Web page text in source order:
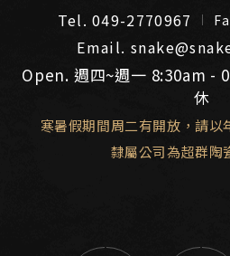
Tel. 049-2770967
Email.
Open. 週四~週一 8:30am -
休
寒暑假期間周二有開放，請以
隸屬公司為超群陶